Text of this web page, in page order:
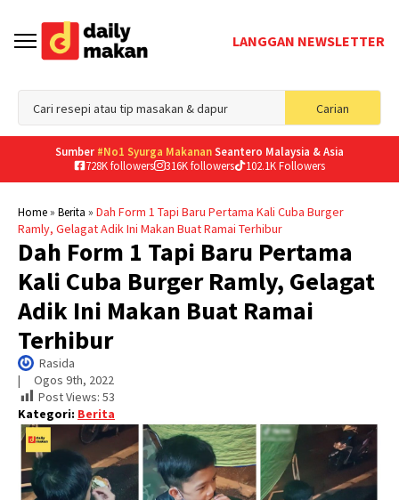
LANGGAN NEWSLETTER
Carian
for:
Sumber #No1 Syurga MakananSeantero Malaysia & Asia
728K followers
316K followers 102.1K Followers
Home» Berita » Dah Form 1 Tapi Baru Pertama Kali Cuba Burger
Ramly, Gelagat Adik Ini Makan Buat Ramai Terhibur
Dah Form 1 Tapi Baru Pertama
Kali Cuba Burger Ramly, Gelagat
Adik Ini Makan Buat Ramai
Terhibur
Rasida
| Ogos 9th, 2022
Post Views: 53
Kategori: Berita